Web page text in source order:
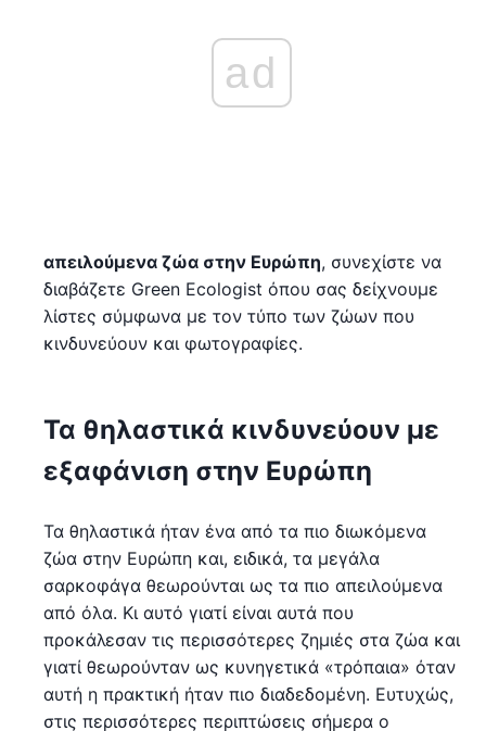
ad
απειλούμενα ζώα στην Ευρώπη, συνεχίστε να
διαβάζετε Green Ecologist όπου σας δείχνουμε
λίστες σύμφωνα με τον τύπο των ζώων που
κινδυνεύουν και φωτογραφίες.
Τα θηλαστικά κινδυνεύουν με
εξαφάνιση στην Ευρώπη
Τα θηλαστικά ήταν ένα από τα πιο διωκόμενα
ζώα στην Ευρώπη και, ειδικά, τα μεγάλα
σαρκοφάγα θεωρούνται ως τα πιο απειλούμενα
από όλα. Κι αυτό γιατί είναι αυτά που
προκάλεσαν τις περισσότερες ζημιές στα ζώα και
γιατί θεωρούνταν ως κυνηγετικά «τρόπαια» όταν
αυτή η πρακτική ήταν πιο διαδεδομένη. Ευτυχώς,
στις περισσότερες περιπτώσεις σήμερα ο